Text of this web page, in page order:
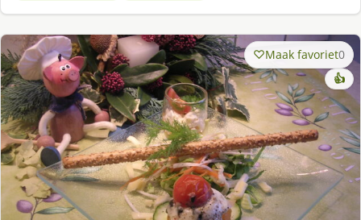
Maak favoriet0
👍